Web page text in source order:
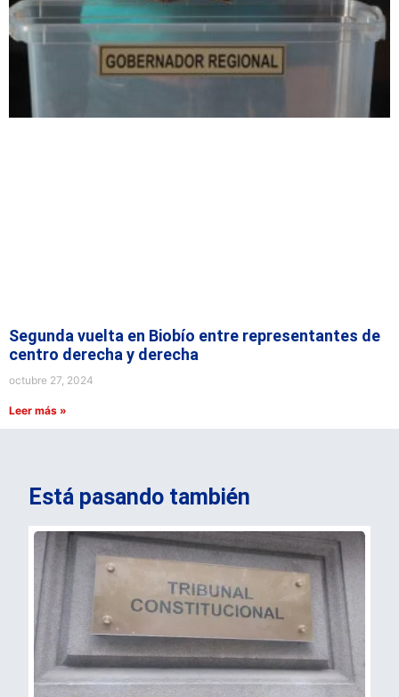
Segunda vuelta en Biobío entre representantes de
centro derecha y derecha
octubre 27, 2024
Leer más »
Está pasando también